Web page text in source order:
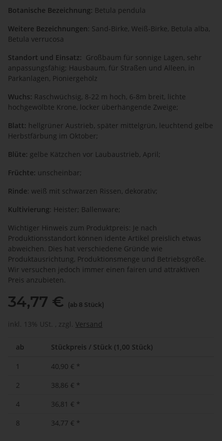
Botanische Bezeichnung: Betula pendula
Weitere Bezeichnungen: Sand-Birke, Weiß-Birke, Betula alba,
Betula verrucosa
Standort und Einsatz: Großbaum für sonnige Lagen, sehr
anpassungsfähig; Hausbaum, für Straßen und Alleen, in
Parkanlagen, Pioniergehölz
Wuchs: Raschwüchsig, 8-22 m hoch, 6-8m breit, lichte
hochgewölbte Krone, locker überhängende Zweige;
Blatt: hellgrüner Austrieb, später mittelgrün, leuchtend gelbe
Herbstfärbung im Oktober;
Blüte: gelbe Kätzchen vor Laubaustrieb, April;
Früchte: unscheinbar;
Rinde: weiß mit schwarzen Rissen, dekorativ;
Kultivierung: Heister; Ballenware;
Wichtiger Hinweis zum Produktpreis: Je nach
Produktionsstandort können idente Artikel preislich etwas
abweichen. Dies hat verschiedene Gründe wie
Produktausrichtung, Produktionsmenge und Betriebsgröße.
Wir versuchen jedoch immer einen fairen und attraktiven
Preis anzubieten.
34,77 € (ab 8 Stück)
inkl. 13% USt. , zzgl. Versand
ab Stückpreis / Stück (1,00 Stück)
1 40,90 € *
2
38,86 € *
4
36,81 € *
8
34,77 € *